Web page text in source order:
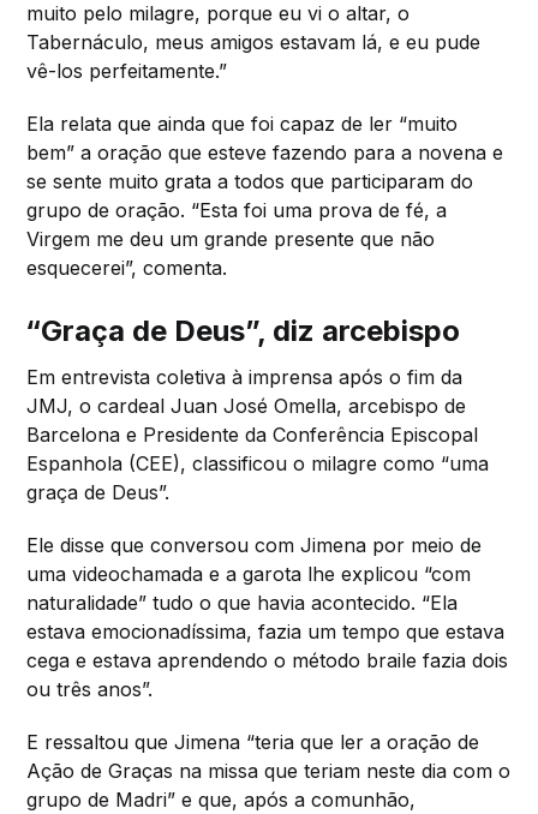
muito pelo milagre, porque eu vi o altar, o
Tabernáculo, meus amigos estavam lá, e eu pude
vê-los perfeitamente.”
Ela relata que ainda que foi capaz de ler “muito
bem” a oração que esteve fazendo para a novena e
se sente muito grata a todos que participaram do
grupo de oração. “Esta foi uma prova de fé, a
Virgem me deu um grande presente que não
esquecerei”, comenta.
“Graça de Deus”, diz arcebispo
Em entrevista coletiva à imprensa após o fim da
JMJ, o cardeal Juan José Omella, arcebispo de
Barcelona e Presidente da Conferência Episcopal
Espanhola (CEE), classificou o milagre como “uma
graça de Deus”.
Ele disse que conversou com Jimena por meio de
uma videochamada e a garota lhe explicou “com
naturalidade” tudo o que havia acontecido. “Ela
estava emocionadíssima, fazia um tempo que estava
cega e estava aprendendo o método braile fazia dois
ou três anos”.
E ressaltou que Jimena “teria que ler a oração de
Ação de Graças na missa que teriam neste dia com o
grupo de Madri” e que, após a comunhão,